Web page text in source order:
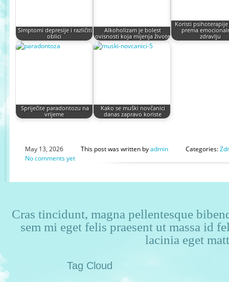
Simptomi depresije i različiti
oblici
Alkoholizam je bolest
ovisnosti koja mijenja živote
Koristi
prema
zdravlju
Spriječite paradontozu na
vrijeme
Kako se muški novčanici
danas zapravo koriste
May 13, 2026 This post was written byadmin Categories:
No comments yet
Cras tincidunt, magna pellentesque
sem mi eget felis praesent ut massa id
lacinia eget
Tag Cloud